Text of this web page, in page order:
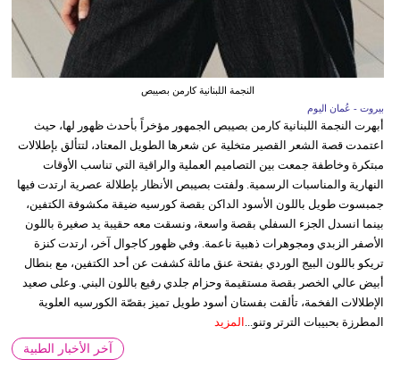
النجمة اللبنانية كارمن بصيبص
بيروت - عُمان اليوم
أبهرت النجمة اللبنانية كارمن بصيبص الجمهور مؤخراً بأحدث ظهور لها، حيث
اعتمدت قصة الشعر القصير متخلية عن شعرها الطويل المعتاد، لتتألق بإطلالات
مبتكرة وخاطفة جمعت بين التصاميم العملية والراقية التي تناسب الأوقات
النهارية والمناسبات الرسمية. ولفتت بصيبص الأنظار بإطلالة عصرية ارتدت فيها
جمبسوت طويل باللون الأسود الداكن بقصة كورسيه ضيقة مكشوفة الكتفين،
بينما انسدل الجزء السفلي بقصة واسعة، ونسقت معه حقيبة يد صغيرة باللون
الأصفر الزبدي ومجوهرات ذهبية ناعمة. وفي ظهور كاجوال آخر، ارتدت كنزة
تريكو باللون البيج الوردي بفتحة عنق مائلة كشفت عن أحد الكتفين، مع بنطال
أبيض عالي الخصر بقصة مستقيمة وحزام جلدي رفيع باللون البني. وعلى صعيد
الإطلالات الفخمة، تألقت بفستان أسود طويل تميز بقصّة الكورسيه العلوية
المطرزة بحبيبات الترتر وتنو... المزيد
آخر الأخبار الطبية